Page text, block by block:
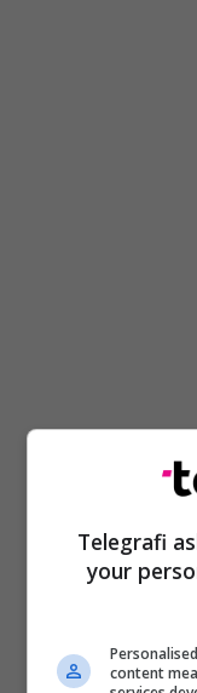
Xherdan Shaqiri
Telegrafi
your
content